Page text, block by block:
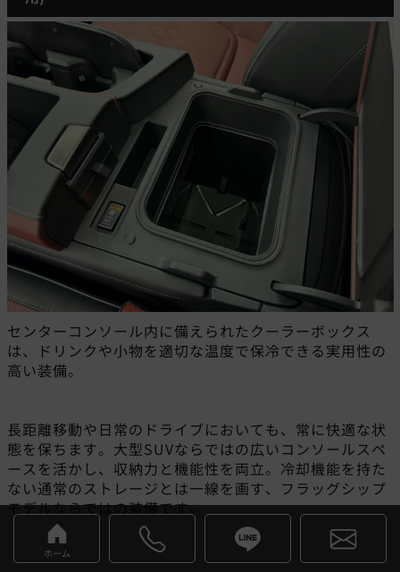
ホーム
センターコンソール内に備えられたクーラーボックス
は、ドリンクや小物を適切な温度で保冷できる実用性の
高い装備。
長距離移動や日常のドライブにおいても、常に快適な状
態を保ちます。大型SUVならではの広いコンソールスペ
ースを活かし、収納力と機能性を両立。冷却機能を持た
ない通常のストレージとは一線を画す、フラッグシップ
モデルならではの装備です。